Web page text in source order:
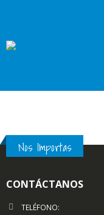
Nos Importas
CONTÁCTANOS
TELÉFONO: